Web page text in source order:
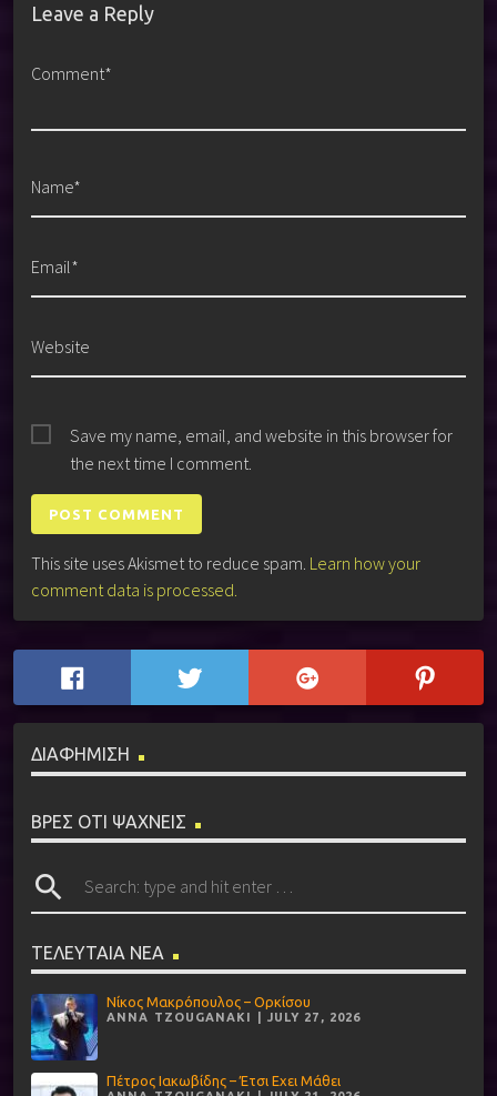
Leave a Reply
Comment*
Name*
Email*
Website
Save my name, email, and website in this browser for
the next time I comment.
This site uses Akismet to reduce spam. Learn how your
comment data is processed.
ΔΙΑΦΗΜΙΣΗ
ΒΡΕΣ ΟΤΙ ΨΑΧΝΕΙΣ
search
ΤΕΛΕΥΤΑΙΑ ΝΕΑ
Νίκος Μακρόπουλος – Ορκίσου
ANNA TZOUGANAKI | JULY 27, 2026
Πέτρος Ιακωβίδης – Έτσι Εχει Μάθει